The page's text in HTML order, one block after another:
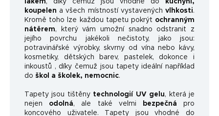
lakem, díky čemuž jsou vhodné do
kuchyní,
koupelen a všech místností vystavených vlhkosti.
Kromě toho lze každou tapetu pokrýt ochranným
nátěrem, který vám umožní snadno odstranit z
jejího povrchu jakékoli nečistoty, jako jsou:
potravinářské výrobky, skvrny od vína nebo kávy,
kosmetiky, dětských barev, pastelek, dokonce i
inkoustů , díky čemuž jsou tapety ideální například
do škol a školek, nemocnic.
Tapety jsou tištěny technologií UV gelu, která je
nejen odolná, ale také velmi bezpečná pro
koncového uživatele. Tapety jsou vhodné do